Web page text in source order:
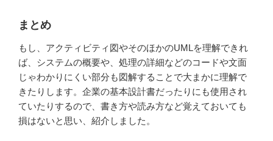
まとめ
もし、アクティビティ図やそのほかのUMLを理解できれ
ば、システムの概要や、処理の詳細などのコードや文面
じゃわかりにくい部分も図解することで大まかに理解で
きたりします。企業の基本設計書だったりにも使用され
ていたりするので、書き方や読み方など覚えておいても
損はないと思い、紹介しました。